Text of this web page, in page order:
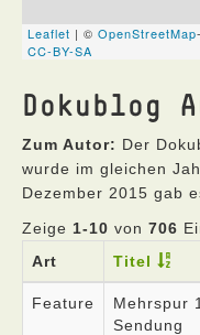
Dokublog
Zum Autor: Der
wurde im gleichen
Dezember 2015 gab
Zeige 1-10 von 706
Art
Titel
Feature
Mehrspur
Sendung